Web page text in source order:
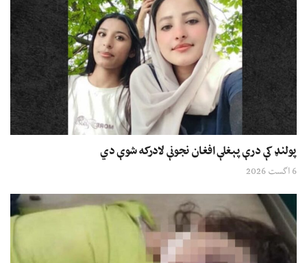
پولنډ کې درې پېغلې افغان نجونې لادرکه شوې دي
6 اگست 2026